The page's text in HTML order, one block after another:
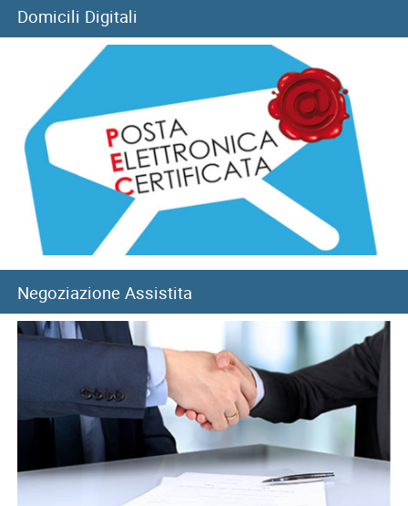
Sisma del 4 agosto: chiusura temporanea Direzione
provinciale di Pisa
05/08/2026
Fondo Telecomunicazioni: principali contenuti e istruzioni
contabili
Domicili Digitali
Negoziazione Assistita